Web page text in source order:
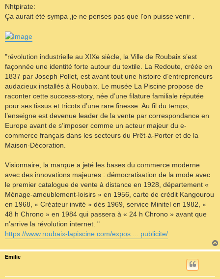
g
Nhtpirate:
Ça aurait été sympa ,je ne penses pas que l'on puisse venir .
"révolution industrielle au XIXe siècle, la Ville de Roubaix s’est
façonnée une identité forte autour du textile. La Redoute, créée en
1837 par Joseph Pollet, est avant tout une histoire d’entrepreneurs
audacieux installés à Roubaix. Le musée La Piscine propose de
raconter cette success-story, née d’une filature familiale réputée
pour ses tissus et tricots d’une rare finesse. Au fil du temps,
l’enseigne est devenue leader de la vente par correspondance en
Europe avant de s’imposer comme un acteur majeur du e-
commerce français dans les secteurs du Prêt-à-Porter et de la
Maison-Décoration.
Visionnaire, la marque a jeté les bases du commerce moderne
avec des innovations majeures : démocratisation de la mode avec
le premier catalogue de vente à distance en 1928, département «
Ménage-ameublement-loisirs » en 1956, carte de crédit Kangourou
en 1968, « Créateur invité » dès 1969, service Minitel en 1982, «
48 h Chrono » en 1984 qui passera à « 24 h Chrono » avant que
n’arrive la révolution internet. "
https://www.roubaix-lapiscine.com/expos ... publicite/
Emilie